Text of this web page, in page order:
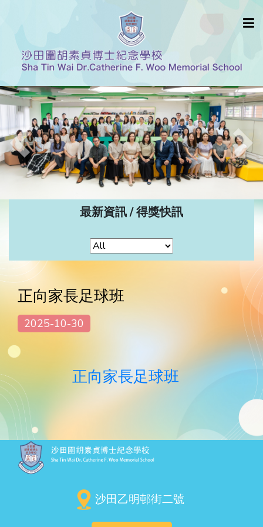
Previous Next
最新資訊 / 得獎快訊
正向家長足球班
2025-10-30
正向家長足球班
沙田乙明邨街二號